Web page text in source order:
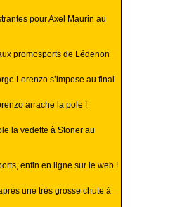
pour Axel Maurin au
promosports de Lédenon
Lorenzo s’impose au final
arrache la pole !
la vedette à Stoner au
enfin en ligne sur le web !
une très grosse chute à